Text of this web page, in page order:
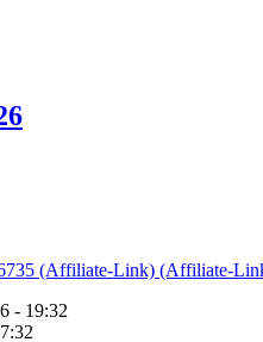
(Affiliate-Link) (Affiliate-
- 19:32